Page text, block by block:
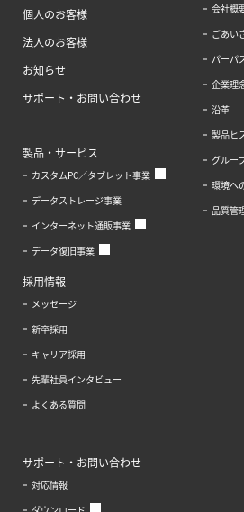
個人のお客様
法人のお客様
お知らせ
サポート・お問い合わせ
製品・サービス
カスタムPC／タブレット事業
データストレージ事業
インターネット通販事業
データ復旧事業
会社概
ごあい
パーパ
企業理
沿革
製品ヒ
グルー
環境へ
品質管
採用情報
メッセージ
新卒採用
キャリア採用
先輩社員インタビュー
よくある質問
サポート・お問い合わせ
対応情報
ダウンロード